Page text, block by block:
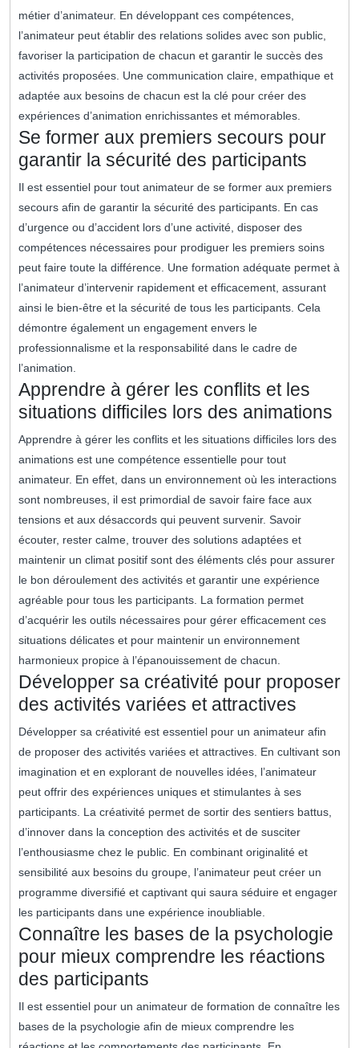
métier d’animateur. En développant ces compétences,
l’animateur peut établir des relations solides avec son public,
favoriser la participation de chacun et garantir le succès des
activités proposées. Une communication claire, empathique et
adaptée aux besoins de chacun est la clé pour créer des
expériences d’animation enrichissantes et mémorables.
Se former aux premiers secours pour
garantir la sécurité des participants
Il est essentiel pour tout animateur de se former aux premiers
secours afin de garantir la sécurité des participants. En cas
d’urgence ou d’accident lors d’une activité, disposer des
compétences nécessaires pour prodiguer les premiers soins
peut faire toute la différence. Une formation adéquate permet à
l’animateur d’intervenir rapidement et efficacement, assurant
ainsi le bien-être et la sécurité de tous les participants. Cela
démontre également un engagement envers le
professionnalisme et la responsabilité dans le cadre de
l’animation.
Apprendre à gérer les conflits et les
situations difficiles lors des animations
Apprendre à gérer les conflits et les situations difficiles lors des
animations est une compétence essentielle pour tout
animateur. En effet, dans un environnement où les interactions
sont nombreuses, il est primordial de savoir faire face aux
tensions et aux désaccords qui peuvent survenir. Savoir
écouter, rester calme, trouver des solutions adaptées et
maintenir un climat positif sont des éléments clés pour assurer
le bon déroulement des activités et garantir une expérience
agréable pour tous les participants. La formation permet
d’acquérir les outils nécessaires pour gérer efficacement ces
situations délicates et pour maintenir un environnement
harmonieux propice à l’épanouissement de chacun.
Développer sa créativité pour proposer
des activités variées et attractives
Développer sa créativité est essentiel pour un animateur afin
de proposer des activités variées et attractives. En cultivant son
imagination et en explorant de nouvelles idées, l’animateur
peut offrir des expériences uniques et stimulantes à ses
participants. La créativité permet de sortir des sentiers battus,
d’innover dans la conception des activités et de susciter
l’enthousiasme chez le public. En combinant originalité et
sensibilité aux besoins du groupe, l’animateur peut créer un
programme diversifié et captivant qui saura séduire et engager
les participants dans une expérience inoubliable.
Connaître les bases de la psychologie
pour mieux comprendre les réactions
des participants
Il est essentiel pour un animateur de formation de connaître les
bases de la psychologie afin de mieux comprendre les